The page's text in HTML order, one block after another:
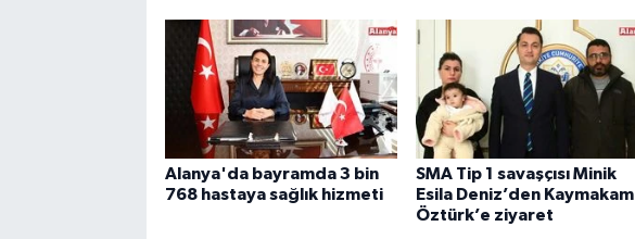
Alanya'da bayramda 3 bin
768 hastaya sağlık hizmeti
SMA Tip 1 savaşçısı Minik
Esila Deniz’den Kaymakam
Öztürk’e ziyaret